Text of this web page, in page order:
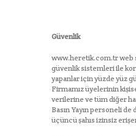
Güvenlik
www.heretik.com.tr web
güvenlik sistemleri ile
yapanlar için yüzde yüz
Firmamız üyelerinin
verilerine ve tüm diğer
Basın Yayın personeli
üçüncü şahıs izinsiz